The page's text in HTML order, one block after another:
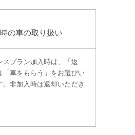
の車の取り扱い
スプラン加入時は、「返
「車をもらう」をお選びい
。非加入時は返却いただき